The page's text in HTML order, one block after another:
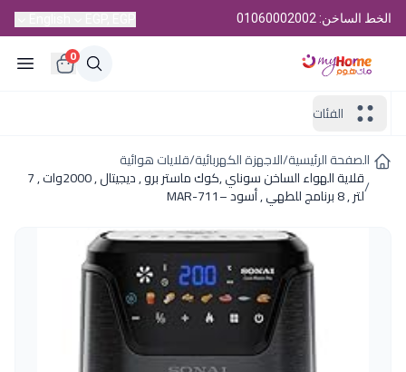
الخط الساخن: 01060002002
0
الفئات
الصفحة الرئيسية/الاجهزة الكهربائية/قلايات هوائية
/
قلاية الهواء الساخن سوناي ,كوك ماستر برو , ديجيتال , 2000وات , 7
لتر , 8 برنامج للطهي , أسود –MAR-711